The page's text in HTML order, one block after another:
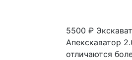
5500 ₽
Апекскаватор
отличаются